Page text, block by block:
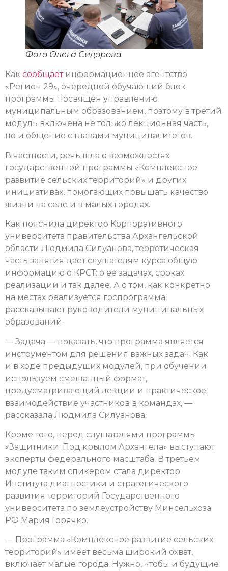
Фото Олега Сидорова
Как сообщает информационное агентство
«Регион 29», очередной обучающий блок
программы посвящен управлению
муниципальным образованием, поэтому в третий
модуль включена не только лекционная часть,
но и общение с главами муниципалитетов.
В частности, речь шла о возможностях
государственной программы «Комплексное
развитие сельских территорий» и других
инициативах, помогающих повышать качество
жизни на селе и в малых городах.
Как пояснила директор Корпоративного
университета правительства Архангельской
области Людмила Силуанова, теоретическая
часть занятия дает слушателям курса общую
информацию о КРСТ: о ее задачах, сроках
реализации и так далее. А о том, как конкретно
на местах реализуется госпрограмма,
рассказывают руководители муниципальных
образований.
— Задача — показать, что программа является
инструментом для решения важных задач. Как
и в ходе предыдущих модулей, при обучении
используем смешанный формат,
предусматривающий лекции и практическое
взаимодействие участников в командах, —
рассказала Людмила Силуанова.
Кроме того, перед слушателями программы
«Защитники. Под крылом Архангела» выступают
эксперты федерального масштаба. В третьем
модуле таким спикером стала директор
Института диагностики и стратегического
развития территорий Государственного
университета по землеустройству Минсельхоза
РФ Мария Горячко.
— Программа «Комплексное развитие сельских
территорий» имеет весьма широкий охват,
включает малые города. Нужно, чтобы и будущие